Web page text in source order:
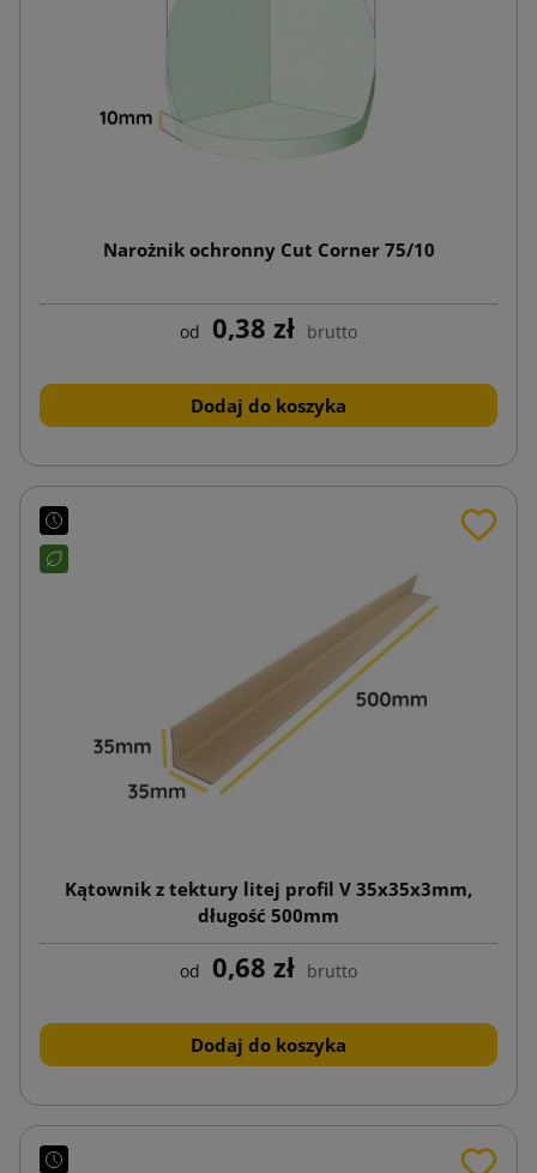
Narożnik ochronny Cut Corner 75/10
od 0,38 zł brutto
Dodaj do koszyka
Kątownik z tektury litej profil V 35x35x3mm,
długość 500mm
od 0,68 zł brutto
Dodaj do koszyka